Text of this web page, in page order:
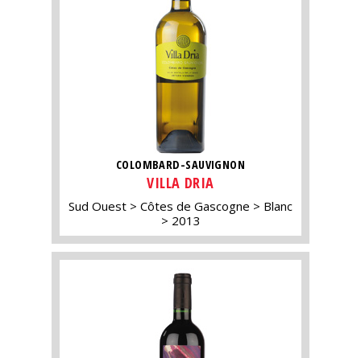
COLOMBARD-SAUVIGNON
VILLA DRIA
Sud Ouest Côtes de Gascogne
Blanc
2013